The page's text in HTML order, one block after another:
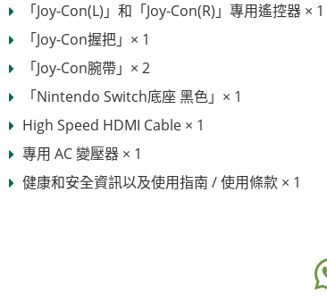
「Joy-Con(L)」和「Joy-Con(R)」專用遙控器 ×
「Joy-Con握把」× 1
「Joy-Con腕帶」× 2
「Nintendo Switch底座 黑色」× 1
High Speed HDMI Cable × 1
專用 AC 變壓器 × 1
健康和安全資訊以及使用指南 / 使用條款 × 1